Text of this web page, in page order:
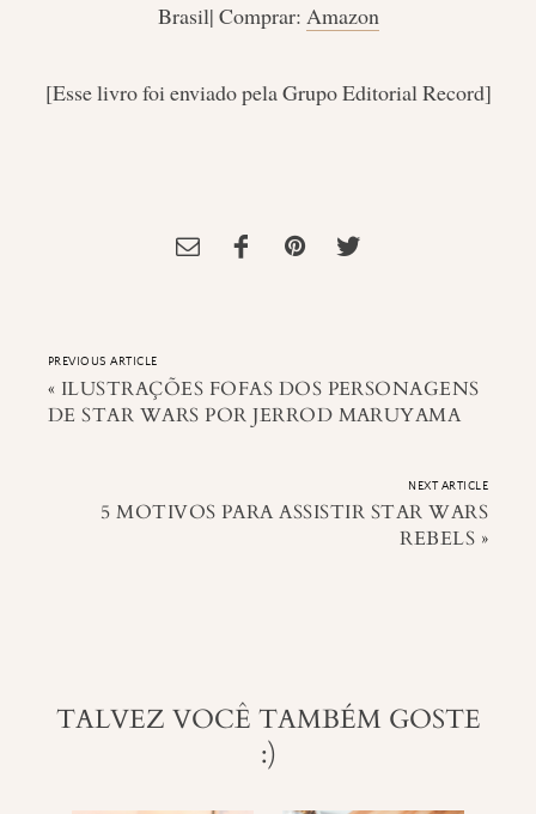
Brasil| Comprar: Amazon
[Esse livro foi enviado pela Grupo Editorial Record]
PREVIOUS ARTICLE
« ILUSTRAÇÕES FOFAS DOS PERSONAGENS
DE STAR WARS POR JERROD MARUYAMA
NEXT ARTICLE
5 MOTIVOS PARA ASSISTIR STAR WARS
REBELS »
TALVEZ VOCÊ TAMBÉM GOSTE
:)